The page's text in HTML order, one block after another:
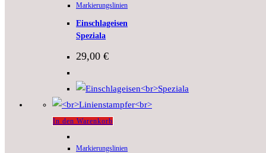
Markierungslinien
Einschlageisen
Speziala
29,00 €
In den Warenkorb
Markierungslinien